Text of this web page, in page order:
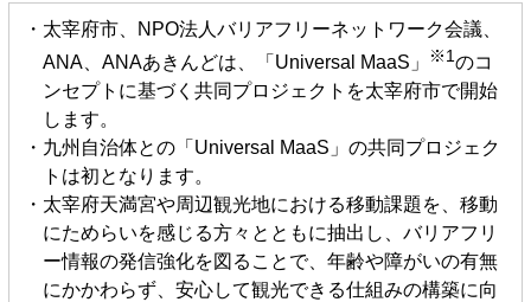
・太宰府市、NPO法人バリアフリーネットワーク会議、
ANA、ANAあきんどは、「Universal MaaS」
※1のコ
ンセプトに基づく共同プロジェクトを太宰府市で開始
します。
・九州自治体との「Universal MaaS」の共同プロジェク
トは初となります。
・太宰府天満宮や周辺観光地における移動課題を、移動
にためらいを感じる方々とともに抽出し、バリアフリ
ー情報の発信強化を図ることで、年齢や障がいの有無
にかかわらず、安心して観光できる仕組みの構築に向